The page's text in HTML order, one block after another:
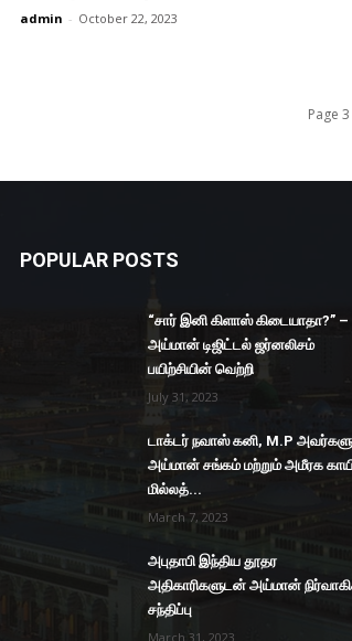
admin - October 22, 2023
Page
POPULAR POSTS
“சார் இனி கிளாஸ் கிடையாதா?” –
அய்மான் டிஜிட்டல் ஜர்னலிசம்
பயிற்சியின் வெற்றி
July 31, 2023
டாக்டர் நவாஸ் கனி, M.P
அய்மான் சங்கம் மற்றும் அமீரக
மில்லத்...
March 7, 2023
அபுதாபி இந்திய தூதர
அதிகாரிகளுடன் அய்மான்
சந்திப்பு
March 31, 2023